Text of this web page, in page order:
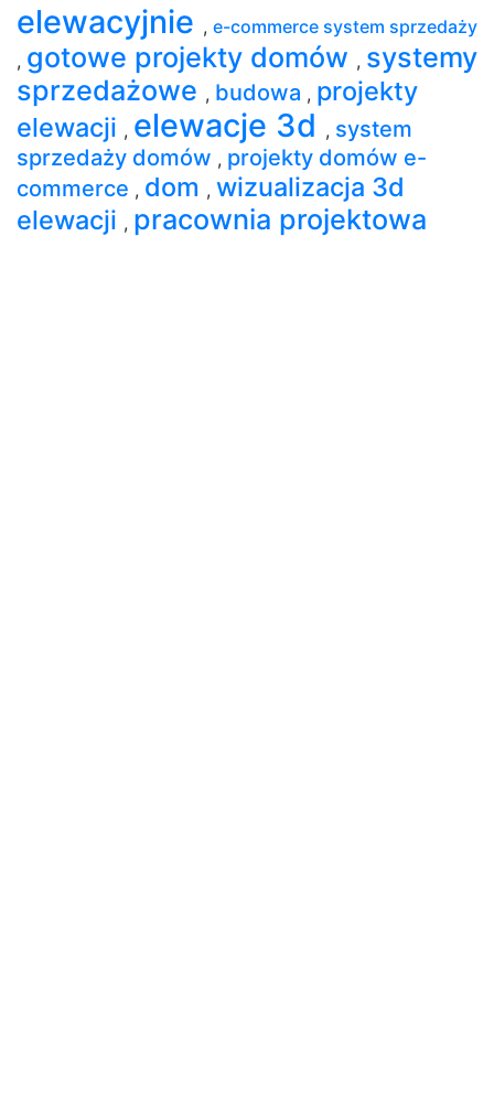
elewacyjnie , e-commerce system sprzedaży
, gotowe projekty domów , systemy
sprzedażowe , budowa , projekty
elewacji , elewacje 3d , system
sprzedaży domów , projekty domów e-
commerce , dom , wizualizacja 3d
elewacji , pracownia projektowa